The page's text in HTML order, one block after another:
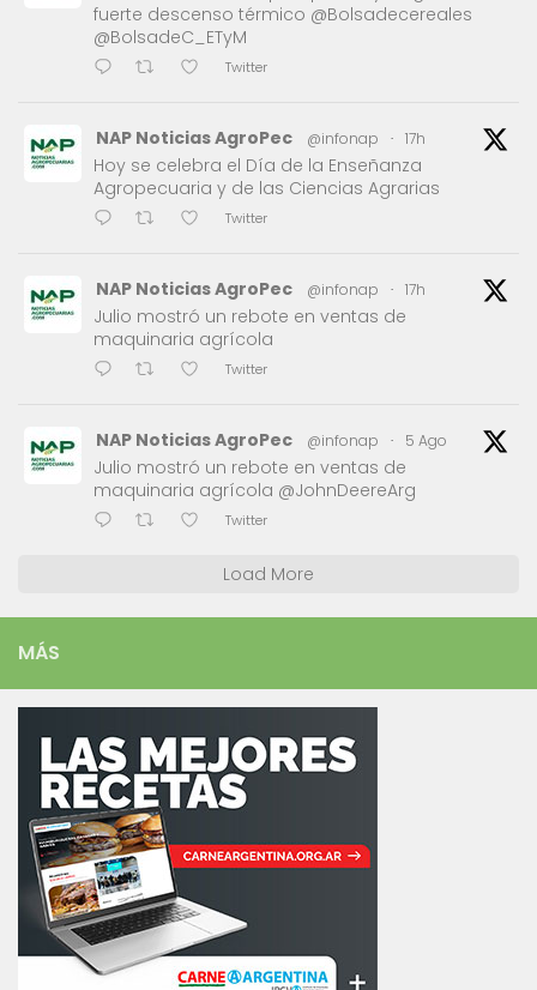
fuerte descenso térmico @Bolsadecereales
@BolsadeC_ETyM
Twitter
NAP Noticias AgroPec @infonap · 17h
Hoy se celebra el Día de la Enseñanza
Agropecuaria y de las Ciencias Agrarias
Twitter
NAP Noticias AgroPec @infonap · 17h
Julio mostró un rebote en ventas de
maquinaria agrícola
Twitter
NAP Noticias AgroPec @infonap · 5 Ago
Julio mostró un rebote en ventas de
maquinaria agrícola @JohnDeereArg
Twitter
Load More
MÁS